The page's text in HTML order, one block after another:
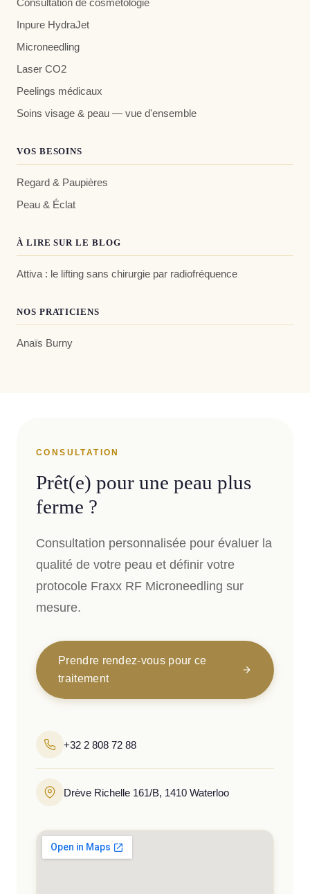
Consultation de cosmétologie
Inpure HydraJet
Microneedling
Laser CO2
Peelings médicaux
Soins visage & peau — vue d'ensemble
VOS BESOINS
Regard & Paupières
Peau & Éclat
À LIRE SUR LE BLOG
Attiva : le lifting sans chirurgie par radiofréquence
NOS PRATICIENS
Anaïs Burny
CONSULTATION
Prêt(e) pour une peau plus
ferme ?
Consultation personnalisée pour évaluer la
qualité de votre peau et définir votre
protocole Fraxx RF Microneedling sur
mesure.
Prendre rendez-vous pour ce
traitement
+32 2 808 72 88
Drève Richelle 161/B, 1410 Waterloo